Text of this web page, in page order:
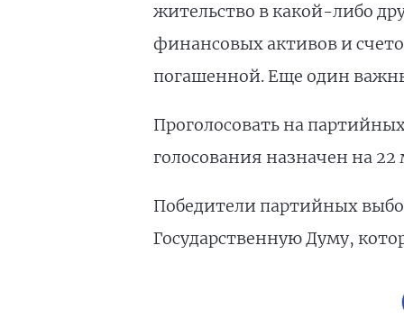
жительство в какой-либо
финансовых активов и
погашенной. Еще один
Проголосовать на
голосования назначен на 22
Победители партийных
Государственную Думу,